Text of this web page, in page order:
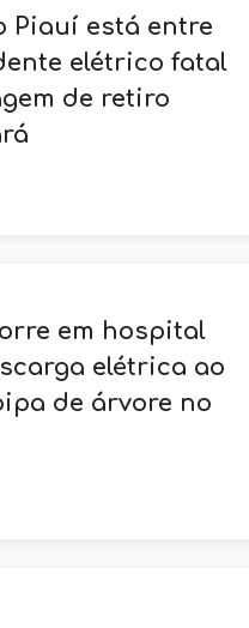
Piauí está entre
elétrico fatal
de retiro
em hospital
elétrica ao
de árvore no